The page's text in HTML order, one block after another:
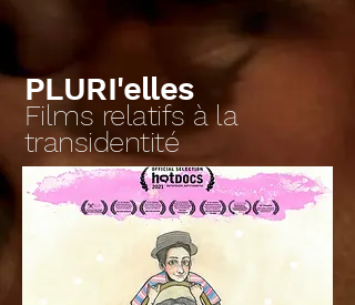
PLURI'elles
Films relatifs à la
transidentité